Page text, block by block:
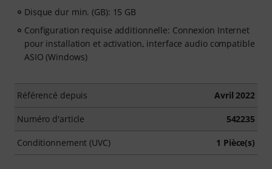
Disque dur min. (GB): 15 GB
Configuration requise additionnelle: Connexion Internet
pour installation et activation, interface audio compatible
ASIO (Windows)
Référencé depuis Avril 2022
Numéro d'article 542235
Conditionnement (UVC) 1 Pièce(s)